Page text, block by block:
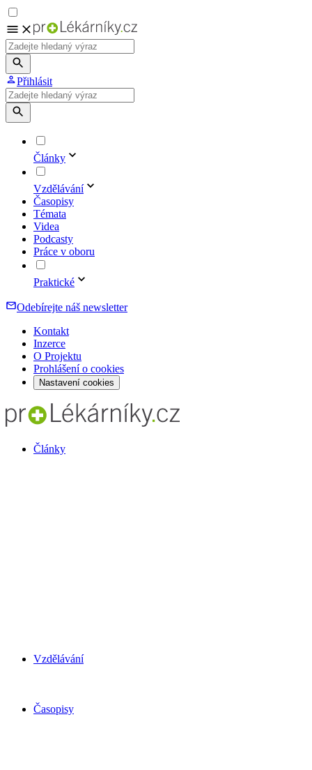
Přihlásit
Články
Vzdělávání
Časopisy
Témata
Videa
Podcasty
Práce v oboru
Praktické
Odebírejte náš newsletter
Kontakt
Inzerce
O Projektu
Prohlášení o cookies
Nastavení cookies
Články
Vzdělávání
Časopisy